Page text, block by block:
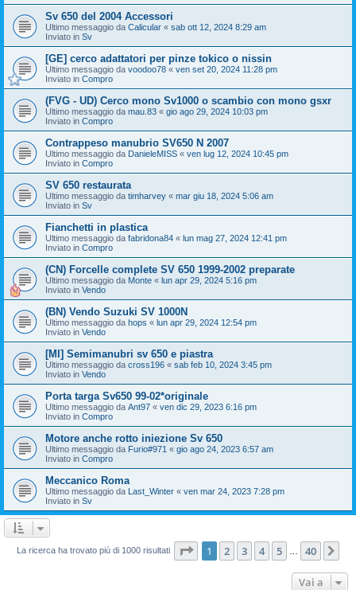
Sv 650 del 2004 Accessori
Ultimo messaggio da Calicular « sab ott 12, 2024 8:29 am
Inviato in Sv
[GE] cerco adattatori per pinze tokico o nissin
Ultimo messaggio da voodoo78 « ven set 20, 2024 11:28 pm
Inviato in Compro
(FVG - UD) Cerco mono Sv1000 o scambio con mono gsxr
Ultimo messaggio da mau.83 « gio ago 29, 2024 10:03 pm
Inviato in Compro
Contrappeso manubrio SV650 N 2007
Ultimo messaggio da DanieleMISS « ven lug 12, 2024 10:45 pm
Inviato in Compro
SV 650 restaurata
Ultimo messaggio da timharvey « mar giu 18, 2024 5:06 am
Inviato in Sv
Fianchetti in plastica
Ultimo messaggio da fabridona84 « lun mag 27, 2024 12:41 pm
Inviato in Compro
(CN) Forcelle complete SV 650 1999-2002 preparate
Ultimo messaggio da Monte « lun apr 29, 2024 5:16 pm
Inviato in Vendo
(BN) Vendo Suzuki SV 1000N
Ultimo messaggio da hops « lun apr 29, 2024 12:54 pm
Inviato in Vendo
[MI] Semimanubri sv 650 e piastra
Ultimo messaggio da cross196 « sab feb 10, 2024 3:45 pm
Inviato in Vendo
Porta targa Sv650 99-02*originale
Ultimo messaggio da Ant97 « ven dic 29, 2023 6:16 pm
Inviato in Compro
Motore anche rotto iniezione Sv 650
Ultimo messaggio da Furio#971 « gio ago 24, 2023 6:57 am
Inviato in Compro
Meccanico Roma
Ultimo messaggio da Last_Winter « ven mar 24, 2023 7:28 pm
Inviato in Sv
La ricerca ha trovato più di 1000 risultati Pagina di 40
1 2 3 4 5 40
Vai a